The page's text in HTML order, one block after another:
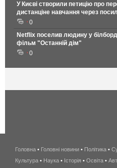
У Києві створили петицію про
дистанціне навчання через
0
Netflix поселив людину у
фільм "Останній дім"
0
Головна • Головні новини • Політика •
Культура • Наука • Історія • Освіта •